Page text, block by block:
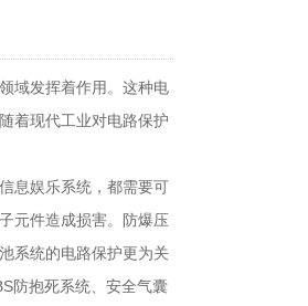
域发挥着作用。这种电
着现代工业对电路保护
息娱乐系统，都需要可
元件造成损害。防爆压
系统的电路保护更为关
防抱死系统、安全气囊